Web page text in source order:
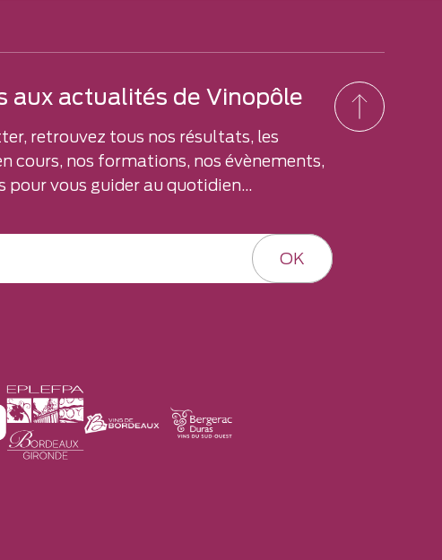
aux actualités de Vinopôle
retrouvez tous nos résultats, les
cours, nos formations, nos évènements,
pour vous guider au quotidien...
OK